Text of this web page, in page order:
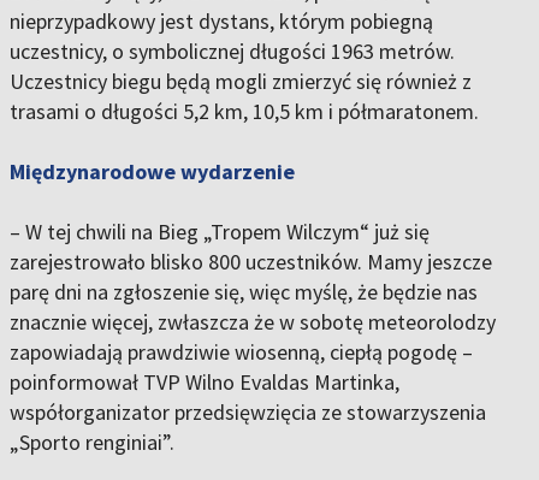
nieprzypadkowy jest dystans, którym pobiegną
uczestnicy, o symbolicznej długości 1963 metrów.
Uczestnicy biegu będą mogli zmierzyć się również z
trasami o długości 5,2 km, 10,5 km i półmaratonem.
Międzynarodowe wydarzenie
– W tej chwili na Bieg „Tropem Wilczym“ już się
zarejestrowało blisko 800 uczestników. Mamy jeszcze
parę dni na zgłoszenie się, więc myślę, że będzie nas
znacznie więcej, zwłaszcza że w sobotę meteorolodzy
zapowiadają prawdziwie wiosenną, ciepłą pogodę –
poinformował TVP Wilno Evaldas Martinka,
współorganizator przedsięwzięcia ze stowarzyszenia
„Sporto renginiai”.